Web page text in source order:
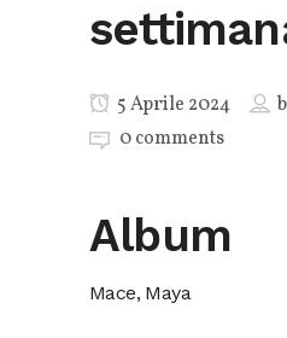
5 Aprile 2024
0 comments
Album
Mace, Maya